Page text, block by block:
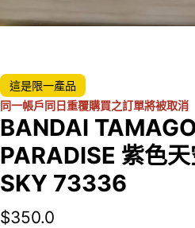
這是限一產品
同一帳戶同日重覆購買之訂單將被取消
BANDAI
PARADISE 紫色
SKY 73336
$350.0